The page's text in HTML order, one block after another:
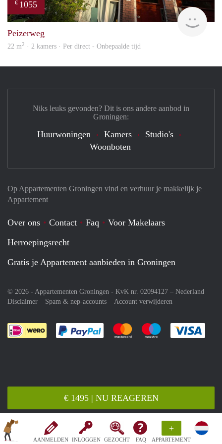
AANMELDEN INLOGGEN GEZOCHT FAQ
+
APPARTEMENT
€ 1495 | NU REAGEREN
€ 1055
Peizerweg
22 m2 · 2 kamers · Per direct - Onbepaalde tijd
Op Appartementen Groningen vind en verhuur je makkelijk je
Appartement
Over ons Contact Faq
Voor Makelaars
Herroepingsrecht
Gratis je Appartement aanbieden in Groningen
© 2026 - Appartementen Groningen - KvK nr. 02094127 – Nederland
Disclaimer
Spam & nep-accounts Account verwijderen
Je rekent gemakkelijk af met Paypal
Je rekent gemakkelijk af met
Je rekent
Niks leuks gevonden? Dit is ons andere aanbod in
Groningen:
Huurwoningen Kamers
Studio's
Woonboten